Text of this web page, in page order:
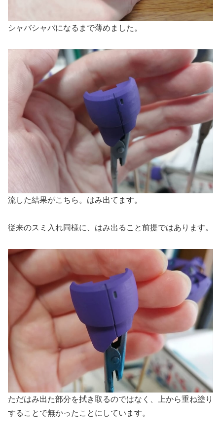
シャバシャバになるまで薄めました。
流した結果がこちら。はみ出てます。
従来のスミ入れ同様に、はみ出ること前提ではあります。
ただはみ出た部分を拭き取るのではなく、上から重ね塗り
することで無かったことにしています。